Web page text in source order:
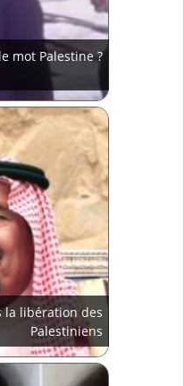
mot Palestine ?
la libération des
Palestiniens